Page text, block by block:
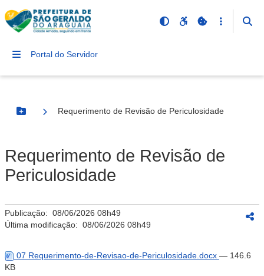
Portal do Servidor
Botão Menu
Requerimento de Revisão de Periculosidade
Requerimento de Revisão de
Periculosidade
Publicação: 08/06/2026 08h49
Última modificação: 08/06/2026 08h49
07 Requerimento-de-Revisao-de-Periculosidade.docx — 146.6
KB